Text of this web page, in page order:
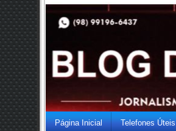
Página Inicial Telefones Úteis